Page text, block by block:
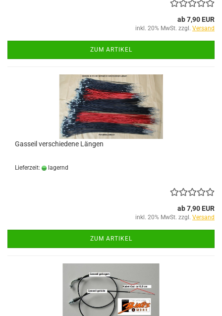
ab 7,90 EUR
inkl. 20% MwSt. zzgl. Versand
ZUM ARTIKEL
Gasseil verschiedene Längen
Lieferzeit: lagernd
ab 7,90 EUR
inkl. 20% MwSt. zzgl. Versand
ZUM ARTIKEL